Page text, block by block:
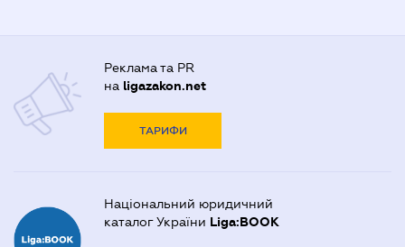
Реклама та PR
на ligazakon.net
ТАРИФИ
Національний юридичний
каталог України Liga:BOOK